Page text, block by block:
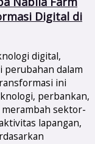
Digital di
digital,
perubahan dalam
ini
perbankan,
sektor-
lapangan,